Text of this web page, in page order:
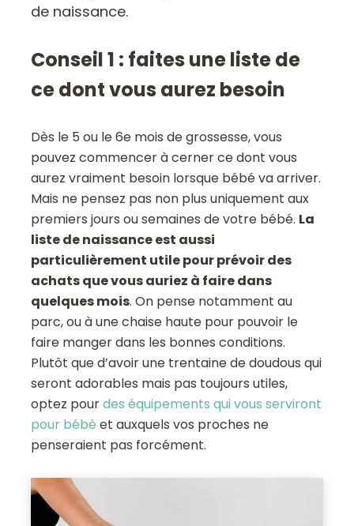
de naissance.
Conseil 1 : faites une liste de
ce dont vous aurez besoin
Dès le 5 ou le 6e mois de grossesse, vous
pouvez commencer à cerner ce dont vous
aurez vraiment besoin lorsque bébé va arriver.
Mais ne pensez pas non plus uniquement aux
premiers jours ou semaines de votre bébé. La
liste de naissance est aussi
particulièrement utile pour prévoir des
achats que vous auriez à faire dans
quelques mois. On pense notamment au
parc, ou à une chaise haute pour pouvoir le
faire manger dans les bonnes conditions.
Plutôt que d’avoir une trentaine de doudous qui
seront adorables mais pas toujours utiles,
optez pourdes équipements qui vous serviront
pour bébé et auxquels vos proches ne
penseraient pas forcément.